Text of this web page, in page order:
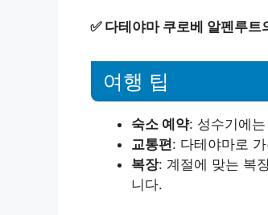
✅ 다테야마 쿠로베 알펜루트
여행 팁
숙소 예약: 성수기에
교통편: 다테야마로
복장: 계절에 맞는 복
니다.